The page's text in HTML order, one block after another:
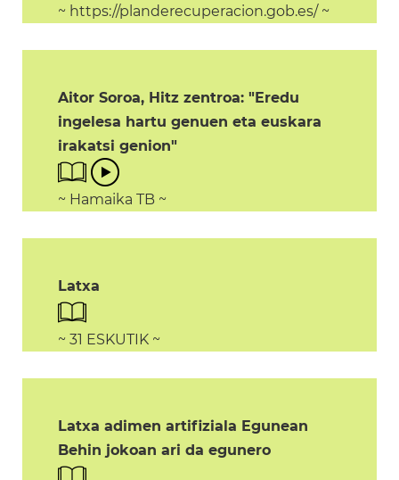
~ https://planderecuperacion.gob.es/ ~
Aitor Soroa, Hitz zentroa: "Eredu
ingelesa hartu genuen eta euskara
irakatsi genion"
~ Hamaika TB ~
Latxa
~ 31 ESKUTIK ~
Latxa adimen artifiziala Egunean
Behin jokoan ari da egunero